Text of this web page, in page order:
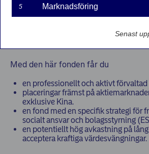
Med den här fonden får du
en professionellt och aktivt förvaltad
placeringar främst på
exklusive Kina.
en fond med en specifik strategi för
socialt ansvar och bolagsstyrning
en potentiellt hög avkastning på
acceptera kraftiga värdesvängningar.
5 Marknadsföring
Senast